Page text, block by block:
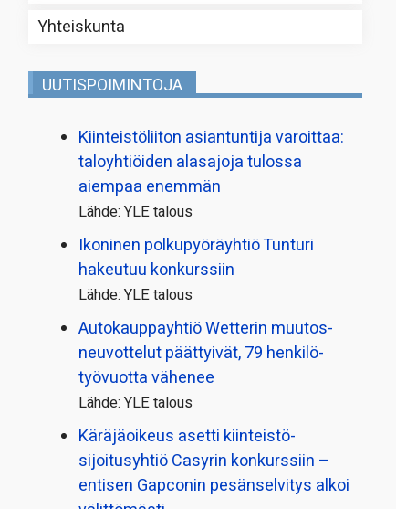
Yhteiskunta
UUTISPOIMINTOJA
Kiinteistö­liiton asiantuntija varoittaa:
taloyhtiöiden alasajoja tulossa
aiempaa enemmän
Lähde: YLE talous
Ikoninen polkupyörä­yhtiö Tunturi
hakeutuu konkurssiin
Lähde: YLE talous
Autokauppayhtiö Wetterin muutos­
neuvottelut päättyivät, 79 henkilö­
työvuotta vähenee
Lähde: YLE talous
Käräjäoikeus asetti kiinteistö­
sijoitusyhtiö Casyrin konkurssiin –
entisen Gapconin pesänselvitys alkoi